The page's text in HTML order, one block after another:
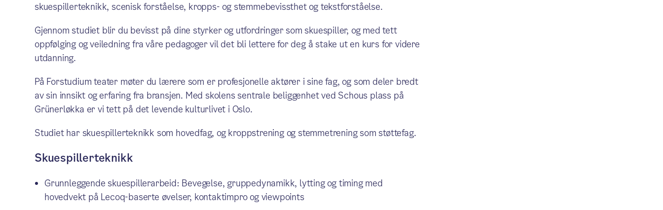
skuespillerteknikk, scenisk forståelse, kropps- og stemmebevissthet og tekstforståelse.
Gjennom studiet blir du bevisst på dine styrker og utfordringer som skuespiller, og med tett
oppfølging og veiledning fra våre pedagoger vil det bli lettere for deg å stake ut en kurs for videre
utdanning.
På Forstudium teater møter du lærere som er profesjonelle aktører i sine fag, og som deler bredt
av sin innsikt og erfaring fra bransjen. Med skolens sentrale beliggenhet ved Schous plass på
Grünerløkka er vi tett på det levende kulturlivet i Oslo.
Studiet har skuespillerteknikk som hovedfag, og kroppstrening og stemmetrening som støttefag.
Skuespillerteknikk
Grunnleggende skuespillerarbeid: Bevegelse, gruppedynamikk, lytting og timing med
hovedvekt på Lecoq-baserte øvelser, kontaktimpro og viewpoints